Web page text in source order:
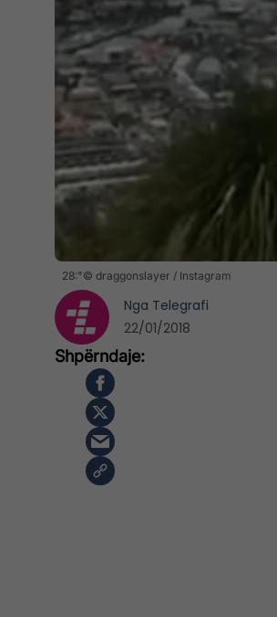
28:"© draggonslayer / Instagram
Nga Telegrafi
22/01/2018